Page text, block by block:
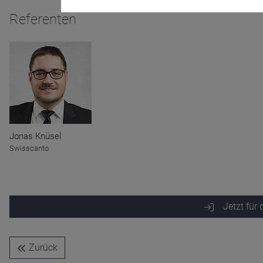
Referenten
Jonas Knüsel
Swisscanto
Jetzt für
Zurück